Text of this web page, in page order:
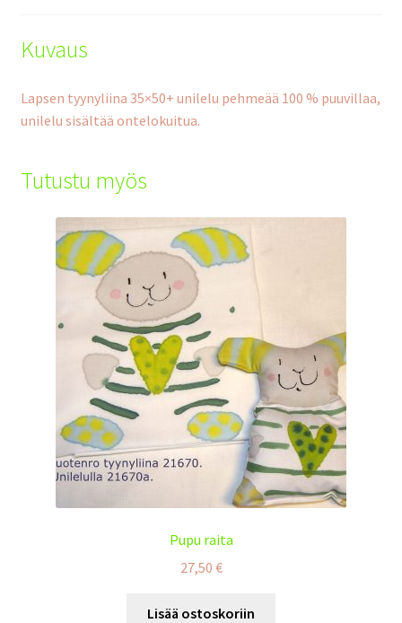
Kuvaus
Lapsen tyynyliina 35×50+ unilelu pehmeää 100 % puuvillaa,
unilelu sisältää ontelokuitua.
Tutustu myös
Pupu raita
27,50 €
Lisää ostoskoriin